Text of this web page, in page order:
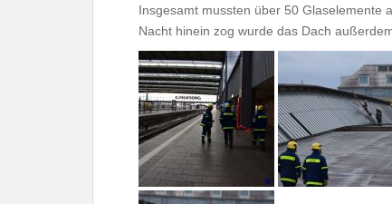
Insgesamt mussten über 50 Glaselemente
Nacht hinein zog wurde das Dach